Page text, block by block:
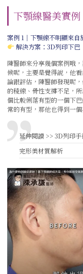
下顎線醫美實例
案例 1｜下顎線不明顯來自
解決方案： 3D列印下巴
陳醫師來分享幾個案例哦
候呢，主要是覺得說，他
論跟評估，陳醫師發現呢
的稜線、骨性支撐不足，
個比較俐落有型的一個下
常的有型，那他也得到一
延伸閱讀 >> 3D列印
完形美材質解析